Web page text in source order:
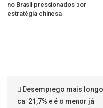
no Brasil pressionados por
estratégia chinesa
Desemprego mais longo
cai 21,7% e é o menor já